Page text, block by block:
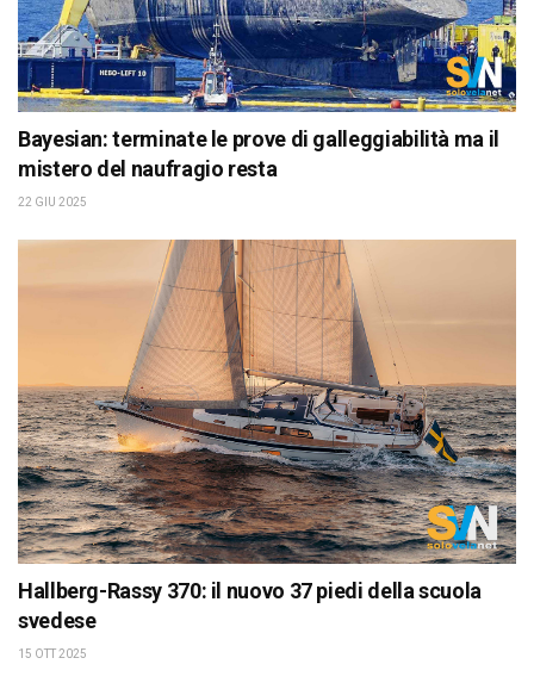
Bayesian: terminate le prove di galleggiabilità ma il
mistero del naufragio resta
22 GIU 2025
Hallberg-Rassy 370: il nuovo 37 piedi della scuola
svedese
15 OTT 2025